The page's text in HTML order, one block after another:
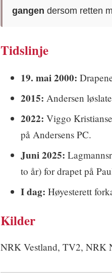
gangen dersom retten
Tidslinje
19. mai 2000:
2015: Andersen
2022: Viggo
på Andersens PC.
Juni 2025:
to år) for drapet på
I dag: Høyesterett
Kilder
NRK Vestland, TV2, NRK